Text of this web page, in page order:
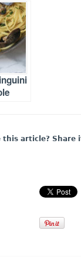
this article? Share